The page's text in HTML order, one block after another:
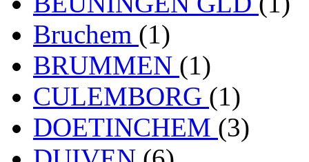
Bruchem (1)
BRUMMEN (1)
CULEMBORG (1)
DOETINCHEM (3)